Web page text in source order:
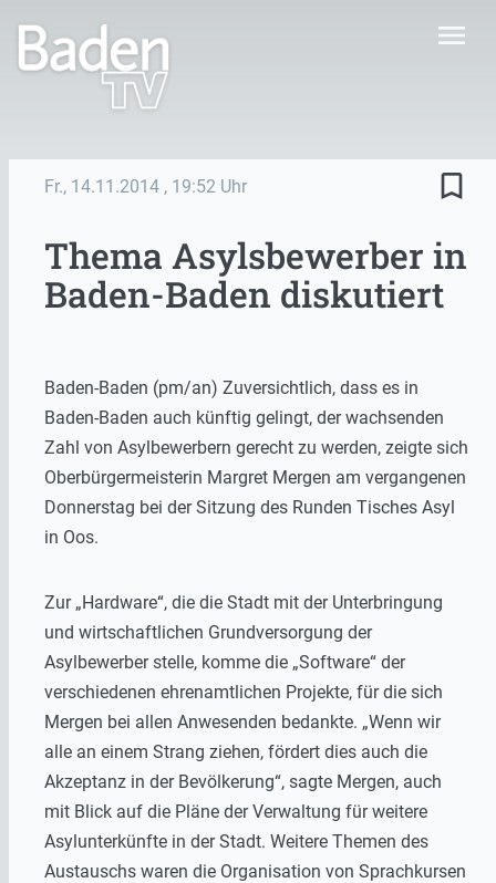
menu
Fr., 14.11.2014 , 19:52 Uhr bookmark_border
Thema Asylsbewerber in
Baden-Baden diskutiert
Baden-Baden (pm/an) Zuversichtlich, dass es in
Baden-Baden auch künftig gelingt, der wachsenden
Zahl von Asylbewerbern gerecht zu werden, zeigte sich
Oberbürgermeisterin Margret Mergen am vergangenen
Donnerstag bei der Sitzung des Runden Tisches Asyl
in Oos.
Zur „Hardware“, die die Stadt mit der Unterbringung
und wirtschaftlichen Grundversorgung der
Asylbewerber stelle, komme die „Software“ der
verschiedenen ehrenamtlichen Projekte, für die sich
Mergen bei allen Anwesenden bedankte. „Wenn wir
alle an einem Strang ziehen, fördert dies auch die
Akzeptanz in der Bevölkerung“, sagte Mergen, auch
mit Blick auf die Pläne der Verwaltung für weitere
Asylunterkünfte in der Stadt. Weitere Themen des
Austauschs waren die Organisation von Sprachkursen